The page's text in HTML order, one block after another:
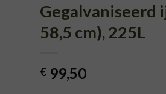
Gegalvaniseerd
58,5 cm), 225L
€ 99,50